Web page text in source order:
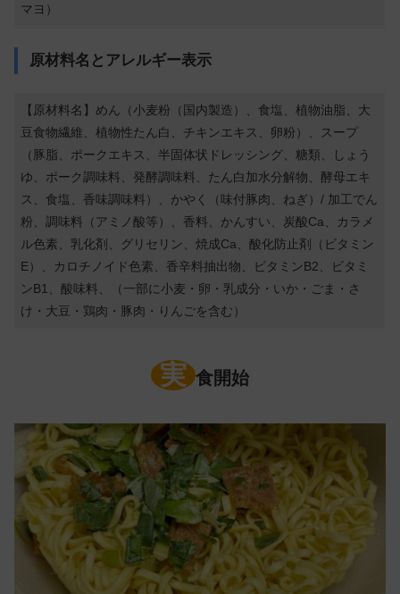
マヨ）
原材料名とアレルギー表示
【原材料名】めん（小麦粉（国内製造）、食塩、植物油脂、大
豆食物繊維、植物性たん白、チキンエキス、卵粉）、スープ
（豚脂、ポークエキス、半固体状ドレッシング、糖類、しょう
ゆ、ポーク調味料、発酵調味料、たん白加水分解物、酵母エキ
ス、食塩、香味調味料）、かやく（味付豚肉、ねぎ）/ 加工でん
粉、調味料（アミノ酸等）、香料、かんすい、炭酸Ca、カラメ
ル色素、乳化剤、グリセリン、焼成Ca、酸化防止剤（ビタミン
E）、カロチノイド色素、香辛料抽出物、ビタミンB2、ビタミ
ンB1、酸味料、（一部に小麦・卵・乳成分・いか・ごま・さ
け・大豆・鶏肉・豚肉・りんごを含む）
実 食開始